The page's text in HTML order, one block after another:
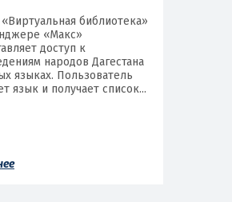
библиотека»
«Макс»
доступ к
народов Дагестана
языках. Пользователь
язык и получает список...